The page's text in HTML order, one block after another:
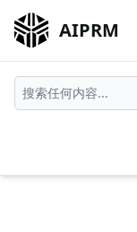
AIPRM